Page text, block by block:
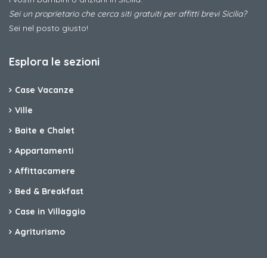
Sei un proprietario che cerca siti gratuiti per affitti brevi Sicilia?
Sei nel posto giusto!
Esplora le sezioni
Case Vacanze
Ville
Baite e Chalet
Appartamenti
Affittacamere
Bed & Breakfast
Case in Villaggio
Agriturismo